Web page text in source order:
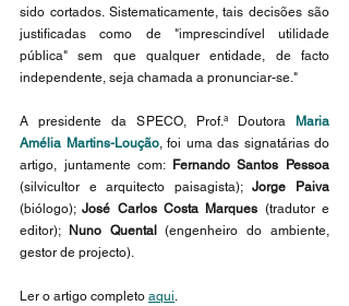
sido cortados. Sistematicamente, tais decisões são
justificadas como de "imprescindível utilidade
pública" sem que qualquer entidade, de facto
independente, seja chamada a pronunciar-se."
A presidente da SPECO, Prof.ª Doutora
Maria
Amélia Martins-Loução, foi uma das signatárias do
artigo, juntamente com:
(silvicultor e arquitecto paisagista);
(biólogo); José Carlos Costa Marques (tradutor e
editor);
Nuno Quental
(engenheiro do ambiente,
gestor de projecto).
Ler o artigo completo aqui.